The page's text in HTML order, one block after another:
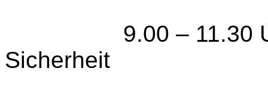
9.00 – 11.30
Sicherheit